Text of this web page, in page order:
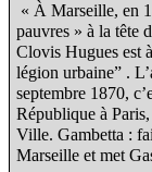
« À Marseille, en
pauvres » à la tête
Clovis Hugues est
légion urbaine” .
septembre 1870,
République à
Ville. Gambetta :
Marseille et met